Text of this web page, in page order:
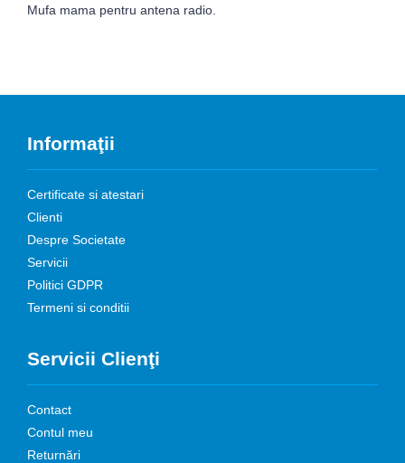
Mufa mama pentru antena radio.
Informaţii
Certificate si atestari
Clienti
Despre Societate
Servicii
Politici GDPR
Termeni si conditii
Servicii Clienţi
Contact
Contul meu
Returnări